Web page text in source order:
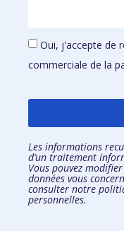
Oui, j'accepte de
commerciale de la
Les informations
d’un traitement
Vous pouvez
données vous
consulter notre
personnelles.